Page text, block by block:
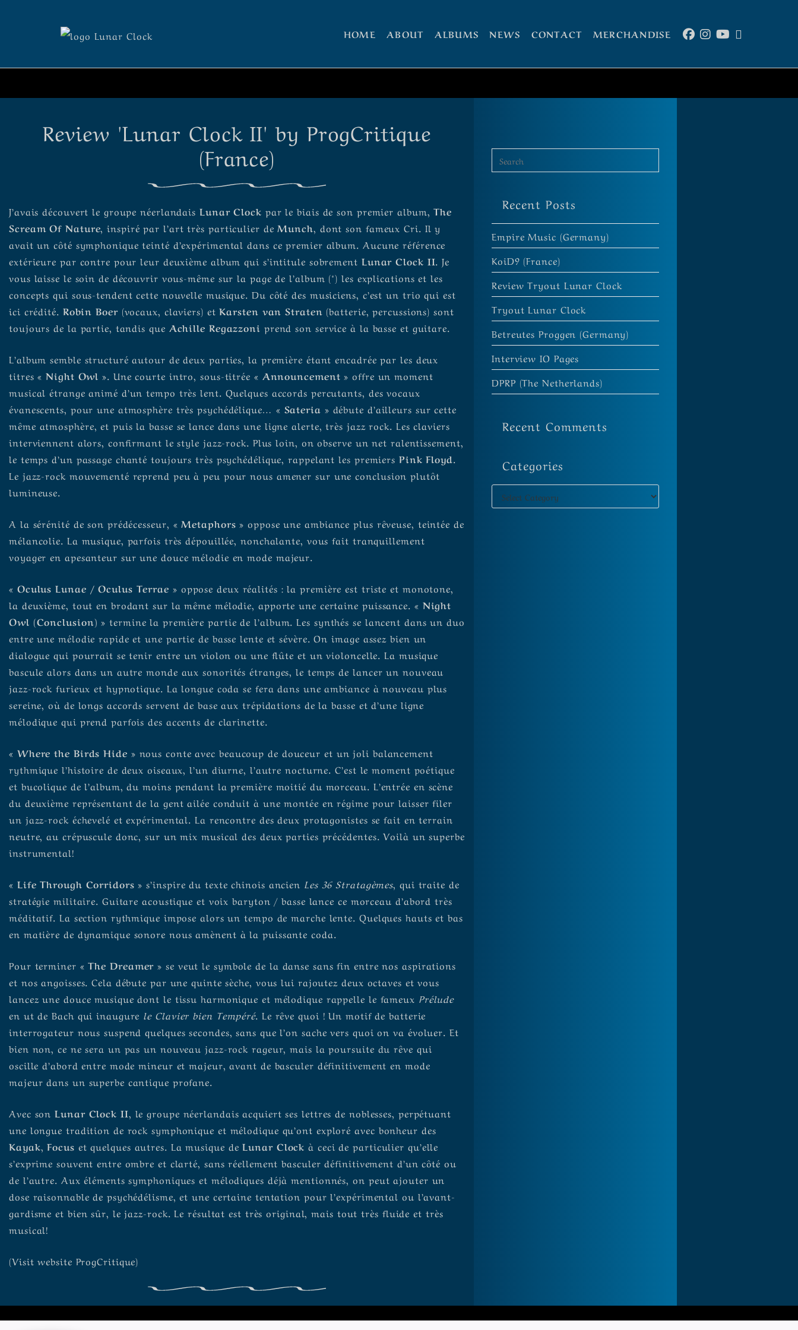
HOME ABOUT ALBUMS NEWS CONTACT MERCHANDISE
Review 'Lunar Clock II' by ProgCritique
(France)
J’avais découvert le groupe néerlandais Lunar Clock par le biais de son premier album,The
Scream Of Nature , inspiré par l’art très particulier de Munch , dont son fameux Cri. Il y
avait un côté symphonique teinté d’expérimental dans ce premier album. Aucune référence
extérieure par contre pour leur deuxième album qui s’intitule sobrement Lunar Clock II . Je
vous laisse le soin de découvrir vous-même sur la page de l’album (*) les explications et les
concepts qui sous-tendent cette nouvelle musique. Du côté des musiciens, c’est un trio qui est
ici crédité. Robin Boer(vocaux, claviers) etKarsten van Straten (batterie, percussions) sont
toujours de la partie, tandis que Achille Regazzoni prend son service à la basse et guitare.
L’album semble structuré autour de deux parties, la première étant encadrée par les deux
titres« Night Owl » . Une courte intro, sous-titrée « Announcement » offre un moment
musical étrange animé d’un tempo très lent. Quelques accords percutants, des vocaux
évanescents, pour une atmosphère très psychédélique… « Sateria » débute d’ailleurs sur cette
même atmosphère, et puis la basse se lance dans une ligne alerte, très jazz rock. Les claviers
interviennent alors, confirmant le style jazz-rock. Plus loin, on observe un net ralentissement,
le temps d’un passage chanté toujours très psychédélique, rappelant les premiers Pink Floyd
Le jazz-rock mouvementé reprend peu à peu pour nous amener sur une conclusion plutôt
lumineuse.
A la sérénité de son prédécesseur, « Metaphors » oppose une ambiance plus rêveuse, teintée de
mélancolie. La musique, parfois très dépouillée, nonchalante, vous fait tranquillement
voyager en apesanteur sur une douce mélodie en mode majeur.
« Oculus Lunae / Oculus Terrae » oppose deux réalités : la première est triste et monotone,
la deuxième, tout en brodant sur la même mélodie, apporte une certaine puissance. « Night
Owl (Conclusion) » termine la première partie de l’album. Les synthés se lancent dans un duo
entre une mélodie rapide et une partie de basse lente et sévère. On image assez bien un
dialogue qui pourrait se tenir entre un violon ou une flûte et un violoncelle. La musique
bascule alors dans un autre monde aux sonorités étranges, le temps de lancer un nouveau
jazz-rock furieux et hypnotique. La longue coda se fera dans une ambiance à nouveau plus
sereine, où de longs accords servent de base aux trépidations de la basse et d’une ligne
mélodique qui prend parfois des accents de clarinette.
« Where the Birds Hide » nous conte avec beaucoup de douceur et un joli balancement
rythmique l’histoire de deux oiseaux, l’un diurne, l’autre nocturne. C’est le moment poétique
et bucolique de l’album, du moins pendant la première moitié du morceau. L’entrée en scène
du deuxième représentant de la gent ailée conduit à une montée en régime pour laisser filer
un jazz-rock échevelé et expérimental. La rencontre des deux protagonistes se fait en terrain
neutre, au crépuscule donc, sur un mix musical des deux parties précédentes. Voilà un superbe
instrumental!
« Life Through Corridors » s’inspire du texte chinois ancien Les 36 Stratagèmes , qui traite de
stratégie militaire. Guitare acoustique et voix baryton / basse lance ce morceau d’abord très
méditatif. La section rythmique impose alors un tempo de marche lente. Quelques hauts et bas
en matière de dynamique sonore nous amènent à la puissante coda.
Pour terminer « The Dreamer » se veut le symbole de la danse sans fin entre nos aspirations
et nos angoisses. Cela débute par une quinte sèche, vous lui rajoutez deux octaves et vous
lancez une douce musique dont le tissu harmonique et mélodique rappelle le fameux Prélude
en ut de Bach qui inaugure le Clavier bien Tempéré. Le rêve quoi ! Un motif de batterie
interrogateur nous suspend quelques secondes, sans que l’on sache vers quoi on va évoluer. Et
bien non, ce ne sera un pas un nouveau jazz-rock rageur, mais la poursuite du rêve qui
oscille d’abord entre mode mineur et majeur, avant de basculer définitivement en mode
majeur dans un superbe cantique profane.
Avec sonLunar Clock II , le groupe néerlandais acquiert ses lettres de noblesses, perpétuant
une longue tradition de rock symphonique et mélodique qu’ont exploré avec bonheur des
Kayak ,Focus et quelques autres. La musique deLunar Clock à ceci de particulier qu’elle
s’exprime souvent entre ombre et clarté, sans réellement basculer définitivement d’un côté ou
de l’autre. Aux éléments symphoniques et mélodiques déjà mentionnés, on peut ajouter un
dose raisonnable de psychédélisme, et une certaine tentation pour l’expérimental ou l’avant-
gardisme et bien sûr, le jazz-rock. Le résultat est très original, mais tout très fluide et très
musical!
(Visitwebsite ProgCritique)
Recent Posts
Empire Music (Germany)
KoiD9 (France)
Review Tryout Lunar Clock
Tryout Lunar Clock
Betreutes Proggen (Germany)
Interview IO Pages
DPRP (The Netherlands)
Recent Comments
Categories